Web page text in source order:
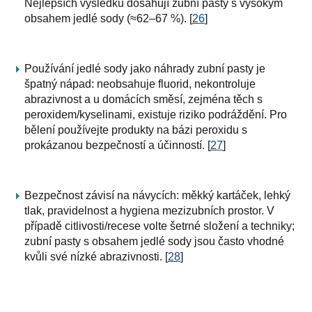
Nejlepších výsledků dosahují zubní pasty s vysokým
obsahem jedlé sody (≈62–67 %). [26]
Používání jedlé sody jako náhrady zubní pasty je
špatný nápad: neobsahuje fluorid, nekontroluje
abrazivnost a u domácích směsí, zejména těch s
peroxidem/kyselinami, existuje riziko podráždění. Pro
bělení používejte produkty na bázi peroxidu s
prokázanou bezpečností a účinností. [27]
Bezpečnost závisí na návycích: měkký kartáček, lehký
tlak, pravidelnost a hygiena mezizubních prostor. V
případě citlivosti/recese volte šetrné složení a techniky;
zubní pasty s obsahem jedlé sody jsou často vhodné
kvůli své nízké abrazivnosti. [28]